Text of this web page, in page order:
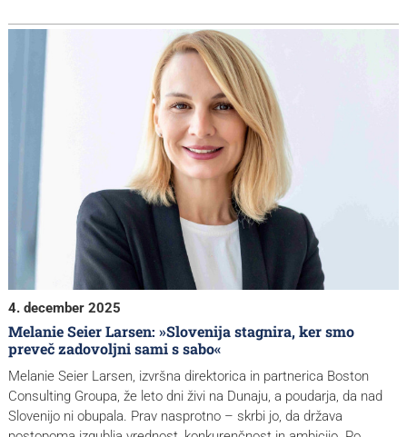
4. december 2025
Melanie Seier Larsen: »Slovenija stagnira, ker smo
preveč zadovoljni sami s sabo«
Melanie Seier Larsen, izvršna direktorica in partnerica Boston
Consulting Groupa, že leto dni živi na Dunaju, a poudarja, da nad
Slovenijo ni obupala. Prav nasprotno – skrbi jo, da država